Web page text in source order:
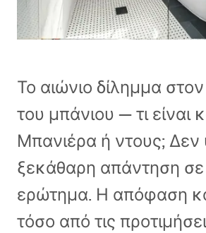
Το αιώνιο δίλημμα
του μπάνιου — τι είναι
Μπανιέρα ή ντους; Δεν
ξεκάθαρη απάντηση σε
ερώτημα. Η απόφαση
τόσο από τις